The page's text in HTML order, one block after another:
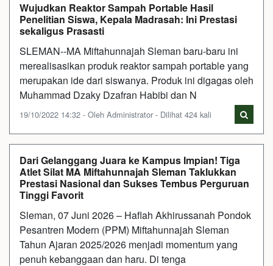
Wujudkan Reaktor Sampah Portable Hasil
Penelitian Siswa, Kepala Madrasah: Ini Prestasi
sekaligus Prasasti
SLEMAN--MA Miftahunnajah Sleman baru-baru ini
merealisasikan produk reaktor sampah portable yang
merupakan ide dari siswanya. Produk ini digagas oleh
Muhammad Dzaky Dzafran Habibi dan N
19/10/2022 14:32 - Oleh Administrator - Dilihat 424 kali
Dari Gelanggang Juara ke Kampus Impian! Tiga
Atlet Silat MA Miftahunnajah Sleman Taklukkan
Prestasi Nasional dan Sukses Tembus Perguruan
Tinggi Favorit
Sleman, 07 Juni 2026 – Haflah Akhirussanah Pondok
Pesantren Modern (PPM) Miftahunnajah Sleman
Tahun Ajaran 2025/2026 menjadi momentum yang
penuh kebanggaan dan haru. Di tenga